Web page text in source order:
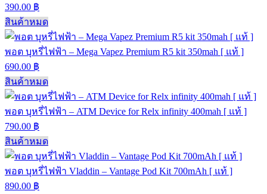
390.00 ฿
สินค้าหมด
พอต บุหรี่ไฟฟ้า – Mega Vapez Premium R5 kit 350mah [ แท้ ]
690.00 ฿
สินค้าหมด
พอต บุหรี่ไฟฟ้า – ATM Device for Relx infinity 400mah [ แท้ ]
790.00 ฿
สินค้าหมด
พอต บุหรี่ไฟฟ้า Vladdin – Vantage Pod Kit 700mAh [ แท้ ]
890.00 ฿